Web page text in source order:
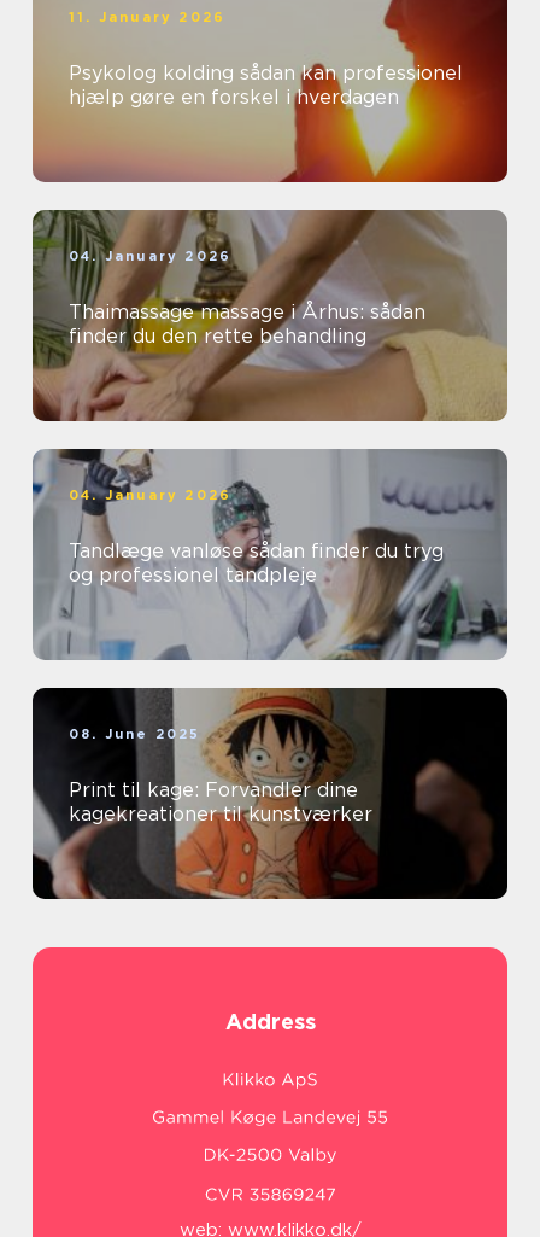
11. January 2026
Psykolog kolding sådan kan professionel
hjælp gøre en forskel i hverdagen
04. January 2026
Thaimassage massage i Århus: sådan
finder du den rette behandling
04. January 2026
Tandlæge vanløse sådan finder du tryg
og professionel tandpleje
08. June 2025
Print til kage: Forvandler dine
kagekreationer til kunstværker
Address
web: www.klikko.dk/